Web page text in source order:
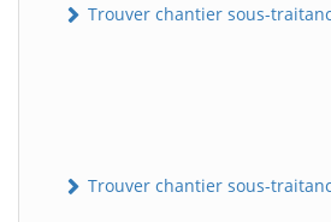
Trouver chantier sous-
Trouver chantier sous-